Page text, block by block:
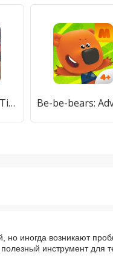
Iris's Adventure: Time Travel
но иногда возникают
инструмент для